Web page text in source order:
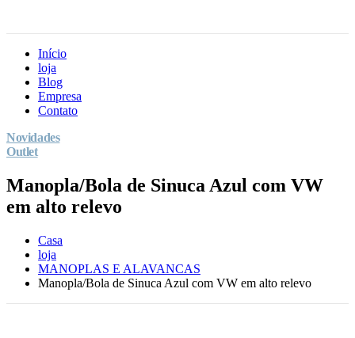
Início
loja
Blog
Empresa
Contato
Novidades
Outlet
Manopla/Bola de Sinuca Azul com VW
em alto relevo
Casa
loja
MANOPLAS E ALAVANCAS
Manopla/Bola de Sinuca Azul com VW em alto relevo